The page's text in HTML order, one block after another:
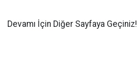
Devamı İçin Diğer Sayfaya Geçiniz!